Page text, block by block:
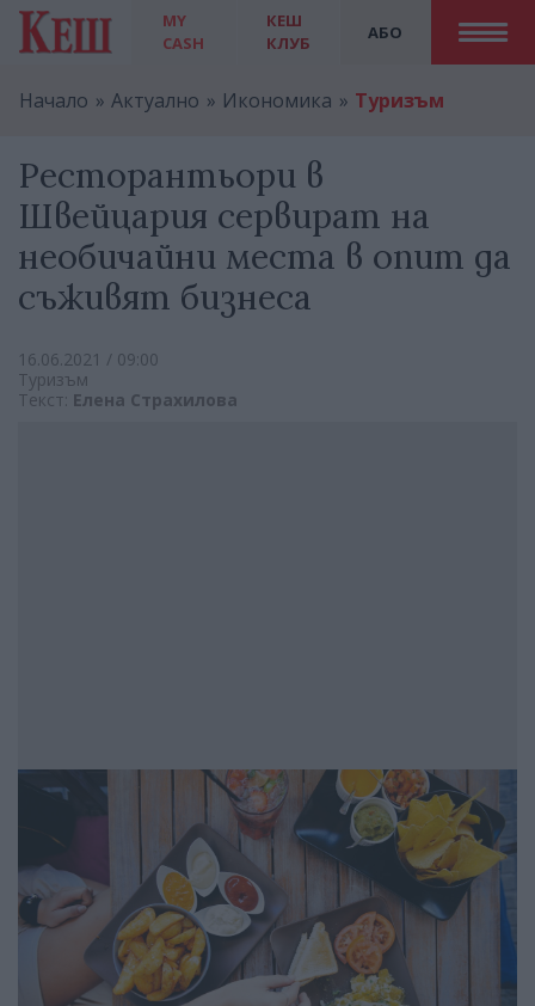
MY
CASH
АБО
КЕШ
КЛУБ
Начало Актуално Икономика Туризъм
Ресторантьори в
Швейцария сервират на
необичайни места в опит да
съживят бизнеса
16.06.2021 / 09:00
Туризъм
Текст: Елена Страхилова